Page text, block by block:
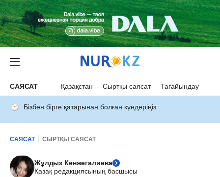
САЯСАТ Қазақстан Сыртқы саясат Тағайындау
Бізбен бірге қатарынан болған күндеріңіз
САЯСАТ СЫРТҚЫ САЯСАТ
Жұлдыз Кенжегалиева
Қазақ редакциясының басшысы